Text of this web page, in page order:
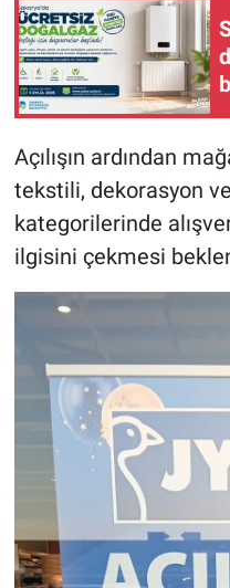
Açılışın ardından
tekstili, dekorasyon
kategorilerinde
ilgisini çekmesi